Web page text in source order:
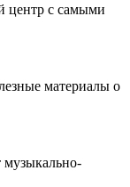
центр с самыми
материалы о
музыкально-